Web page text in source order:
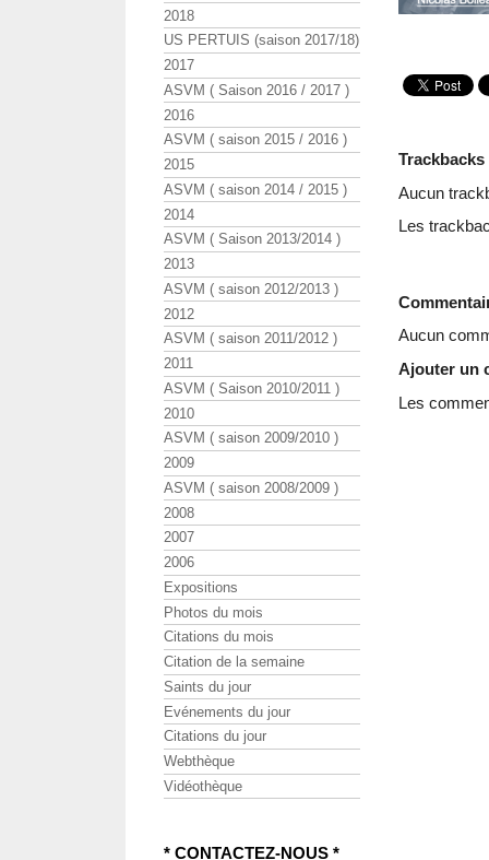
Trackbacks
Aucun
Les
Aucun
Ajouter un
Les
2018
US PERTUIS (saison 2017/18)
2017
ASVM ( Saison 2016 / 2017 )
2016
ASVM ( saison 2015 / 2016 )
2015
ASVM ( saison 2014 / 2015 )
2014
ASVM ( Saison 2013/2014 )
2013
ASVM ( saison 2012/2013 )
2012
ASVM ( saison 2011/2012 )
2011
ASVM ( Saison 2010/2011 )
2010
ASVM ( saison 2009/2010 )
2009
ASVM ( saison 2008/2009 )
2008
2007
2006
Expositions
Photos du mois
Citations du mois
Citation de la semaine
Saints du jour
Evénements du jour
Citations du jour
Webthèque
Vidéothèque
* CONTACTEZ-NOUS *